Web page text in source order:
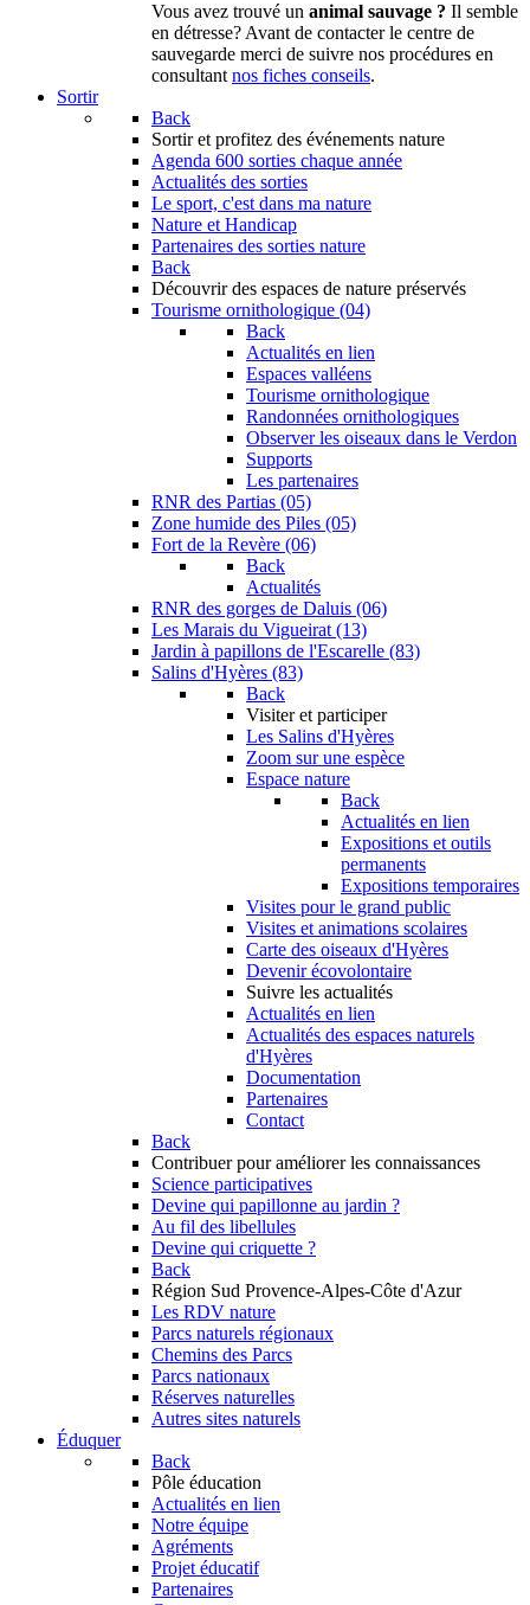
Vous avez trouvé un animal sauvage ? Il semble
en détresse? Avant de contacter le centre de
sauvegarde merci de suivre nos procédures en
consultant nos fiches conseils.
Sortir
Back
Sortir et profitez des événements nature
Agenda 600 sorties chaque année
Actualités des sorties
Le sport, c'est dans ma nature
Nature et Handicap
Partenaires des sorties nature
Back
Découvrir des espaces de nature préservés
Tourisme ornithologique (04)
Back
Actualités en lien
Espaces valléens
Tourisme ornithologique
Randonnées ornithologiques
Observer les oiseaux dans le Verdon
Supports
Les partenaires
RNR des Partias (05)
Zone humide des Piles (05)
Fort de la Revère (06)
Back
Actualités
RNR des gorges de Daluis (06)
Les Marais du Vigueirat (13)
Jardin à papillons de l'Escarelle (83)
Salins d'Hyères (83)
Back
Visiter et participer
Les Salins d'Hyères
Zoom sur une espèce
Espace nature
Back
Actualités en lien
Expositions et outils
permanents
Expositions temporaires
Visites pour le grand public
Visites et animations scolaires
Carte des oiseaux d'Hyères
Devenir écovolontaire
Suivre les actualités
Actualités en lien
Actualités des espaces naturels
d'Hyères
Documentation
Partenaires
Contact
Back
Contribuer pour améliorer les connaissances
Science participatives
Devine qui papillonne au jardin ?
Au fil des libellules
Devine qui criquette ?
Back
Région Sud Provence-Alpes-Côte d'Azur
Les RDV nature
Parcs naturels régionaux
Chemins des Parcs
Parcs nationaux
Réserves naturelles
Autres sites naturels
Éduquer
Back
Pôle éducation
Actualités en lien
Notre équipe
Agréments
Projet éducatif
Partenaires